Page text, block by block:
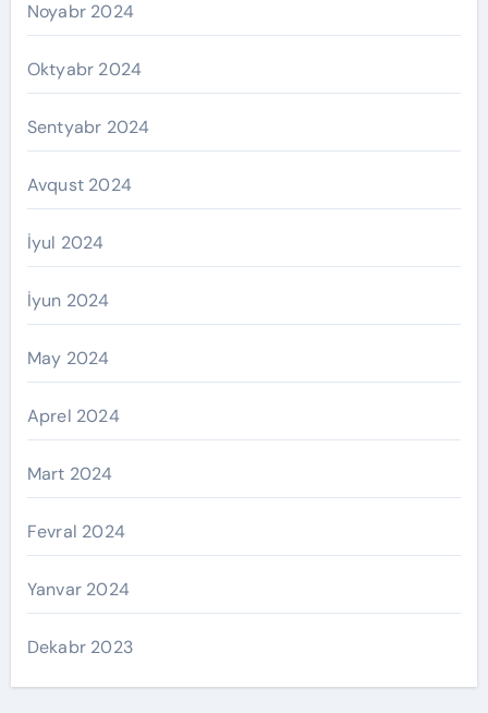
Noyabr 2024
Oktyabr 2024
Sentyabr 2024
Avqust 2024
İyul 2024
İyun 2024
May 2024
Aprel 2024
Mart 2024
Fevral 2024
Yanvar 2024
Dekabr 2023